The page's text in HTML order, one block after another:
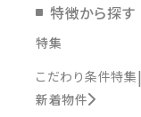
特徴から探す
特集
こだわり条件特集
新着物件